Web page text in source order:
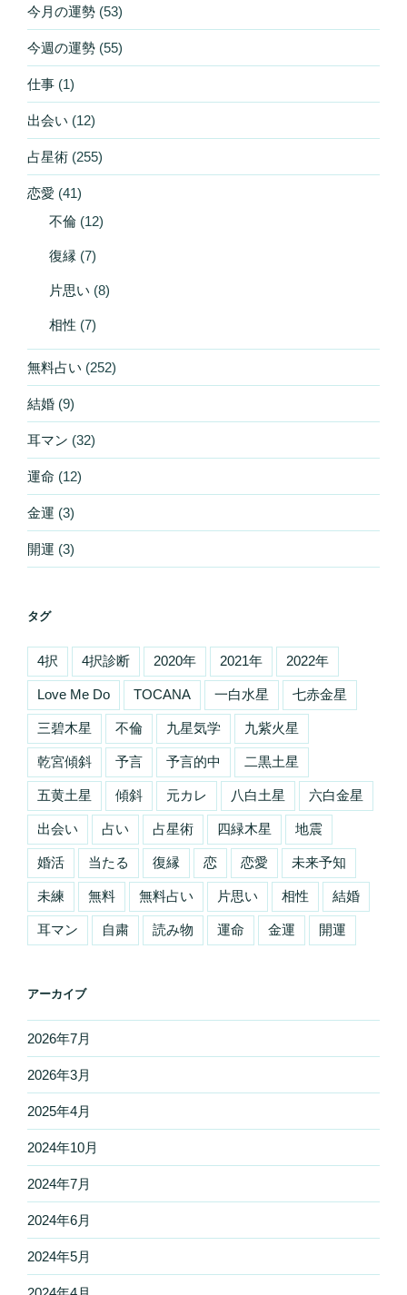
今月の運勢 (53)
今週の運勢 (55)
仕事 (1)
出会い (12)
占星術 (255)
恋愛 (41)
不倫 (12)
復縁 (7)
片思い (8)
相性 (7)
無料占い (252)
結婚 (9)
耳マン (32)
運命 (12)
金運 (3)
開運 (3)
タグ
4択 4択診断 2020年 2021年 2022年
Love Me Do TOCANA 一白水星 七赤金星
三碧木星 不倫 九星気学 九紫火星
乾宮傾斜 予言 予言的中 二黒土星
五黄土星 傾斜 元カレ 八白土星 六白金星
出会い 占い 占星術 四緑木星 地震
婚活 当たる 復縁 恋 恋愛 未来予知
未練 無料 無料占い 片思い 相性 結婚
耳マン 自粛 読み物 運命 金運 開運
アーカイブ
2026年7月
2026年3月
2025年4月
2024年10月
2024年7月
2024年6月
2024年5月